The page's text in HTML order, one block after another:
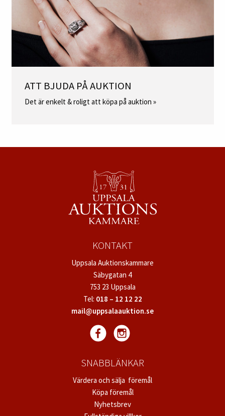
ATT BJUDA PÅ AUKTION
Det är enkelt & roligt att köpa på auktion »
KONTAKT
Uppsala Auktionskammare
Säbygatan 4
753 23 Uppsala
Tel: 018 – 12 12 22
mail@uppsalaauktion.se
SNABBLÄNKAR
Värdera och sälja föremål
Köpa föremål
Nyhetsbrev